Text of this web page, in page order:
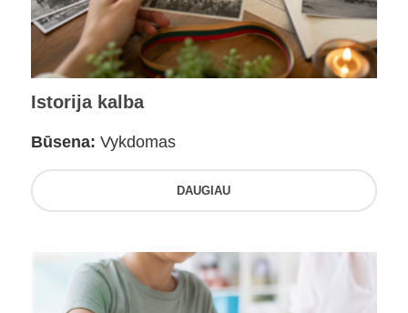
Istorija kalba
Būsena: Vykdomas
DAUGIAU